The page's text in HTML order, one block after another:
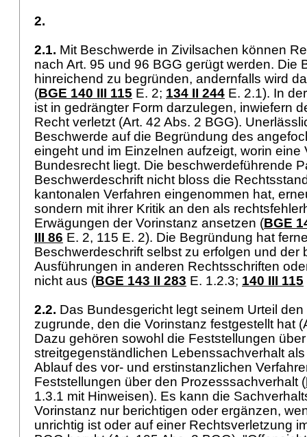
2.
2.1. Mit Beschwerde in Zivilsachen können
nach Art. 95 und 96 BGG gerügt werden. Die
hinreichend zu begründen, andernfalls wird
(BGE 140 III 115 E. 2; 134 II 244 E. 2.1). In
ist in gedrängter Form darzulegen, inwiefern
Recht verletzt (Art. 42 Abs. 2 BGG).
Beschwerde auf die Begründung des
eingeht und im Einzelnen aufzeigt, worin eine
Bundesrecht liegt. Die beschwerdeführende
Beschwerdeschrift nicht bloss die
kantonalen Verfahren eingenommen hat,
sondern mit ihrer Kritik an den als
Erwägungen der Vorinstanz ansetzen (BGE
III 86 E. 2, 115 E. 2). Die Begründung hat
Beschwerdeschrift selbst zu erfolgen und der
Ausführungen in anderen Rechtsschriften
nicht aus (BGE 143 II 283 E. 1.2.3; 140 III 115
2.2. Das Bundesgericht legt seinem Urteil
zugrunde, den die Vorinstanz festgestellt hat (
Dazu gehören sowohl die Feststellungen
streitgegenständlichen Lebenssachverhalt
Ablauf des vor- und erstinstanzlichen
Feststellungen über den Prozesssachverhalt (
1.3.1 mit Hinweisen). Es kann die
Vorinstanz nur berichtigen oder ergänzen,
unrichtig ist oder auf einer Rechtsverletzung